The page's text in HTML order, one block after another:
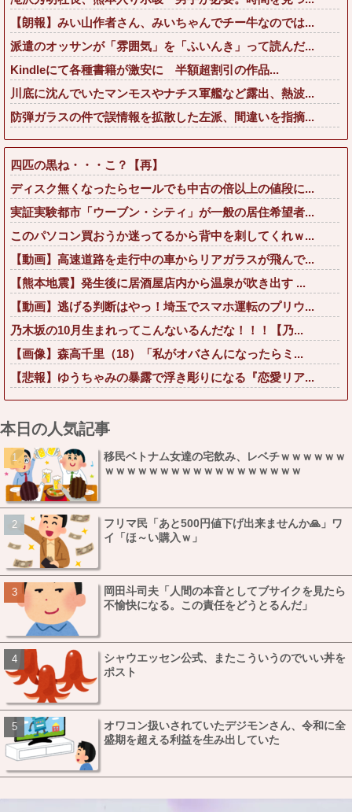
【朗報】みい山作者さん、みいちゃんでチー牛なのでは...
派遣のオッサンが「雰囲気」を「ふいんき」って読んだ...
Kindleにて各種書籍が激安に 半額超割引の作品...
川底に沈んでいたマンモスやナチス軍艦など露出、熱波...
防弾ガラスの件で誤情報を拡散した左派、間違いを指摘...
四匹の黒ね・・・こ？【再】
ディスク無くなったらセールでも中古の倍以上の値段に...
実証実験都市「ウーブン・シティ」が一般の居住希望者...
このパソコン買おうか迷ってるから背中を刺してくれｗ...
【動画】高速道路を走行中の車からリアガラスが飛んで...
【熊本地震】発生後に居酒屋店内から温泉が吹き出す ...
【動画】逃げる判断はやっ！埼玉でスマホ運転のプリウ...
乃木坂の10月生まれってこんないるんだな！！！【乃...
【画像】森高千里（18）「私がオバさんになったらミ...
【悲報】ゆうちゃみの暴露で浮き彫りになる『恋愛リア...
本日の人気記事
移民ベトナム女達の宅飲み、レベチｗｗｗｗｗｗ
ｗｗｗｗｗｗｗｗｗｗｗｗｗｗｗｗｗｗ
フリマ民「あと500円値下げ出来ませんか🙏」ワ
イ「ほ～い購入ｗ」
岡田斗司夫「人間の本音としてブサイクを見たら
不愉快になる。この責任をどうとるんだ」
シャウエッセン公式、またこういうのでいい丼を
ポスト
オワコン扱いされていたデジモンさん、令和に全
盛期を超える利益を生み出していた